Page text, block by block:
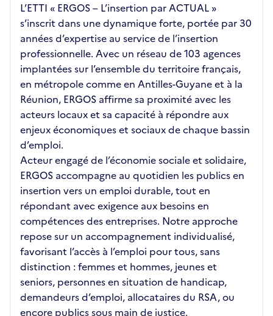
L’ETTI « ERGOS – L’insertion par ACTUAL »
s’inscrit dans une dynamique forte, portée par 30
années d’expertise au service de l’insertion
professionnelle. Avec un réseau de 103 agences
implantées sur l’ensemble du territoire français,
en métropole comme en Antilles-Guyane et à la
Réunion, ERGOS affirme sa proximité avec les
acteurs locaux et sa capacité à répondre aux
enjeux économiques et sociaux de chaque bassin
d’emploi.
Acteur engagé de l’économie sociale et solidaire,
ERGOS accompagne au quotidien les publics en
insertion vers un emploi durable, tout en
répondant avec exigence aux besoins en
compétences des entreprises. Notre approche
repose sur un accompagnement individualisé,
favorisant l’accès à l’emploi pour tous, sans
distinction : femmes et hommes, jeunes et
seniors, personnes en situation de handicap,
demandeurs d’emploi, allocataires du RSA, ou
encore publics sous main de justice.